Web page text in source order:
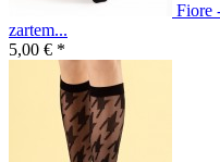
Fiore
zartem...
5,00 € *